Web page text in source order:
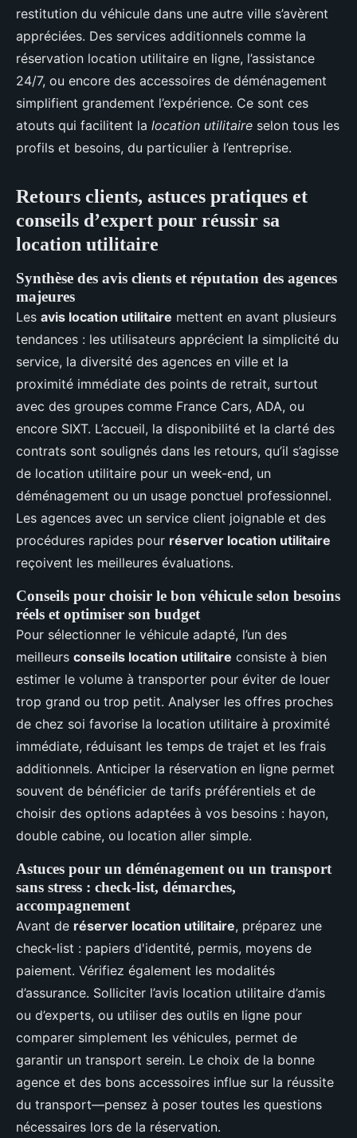
restitution du véhicule dans une autre ville s’avèrent
appréciées. Des services additionnels comme la
réservation location utilitaire en ligne, l’assistance
24/7, ou encore des accessoires de déménagement
simplifient grandement l’expérience. Ce sont ces
atouts qui facilitent la location utilitaire selon tous les
profils et besoins, du particulier à l’entreprise.
Retours clients, astuces pratiques et
conseils d’expert pour réussir sa
location utilitaire
Synthèse des avis clients et réputation des agences
majeures
Les avis location utilitaire mettent en avant plusieurs
tendances : les utilisateurs apprécient la simplicité du
service, la diversité des agences en ville et la
proximité immédiate des points de retrait, surtout
avec des groupes comme France Cars, ADA, ou
encore SIXT. L’accueil, la disponibilité et la clarté des
contrats sont soulignés dans les retours, qu’il s’agisse
de location utilitaire pour un week-end, un
déménagement ou un usage ponctuel professionnel.
Les agences avec un service client joignable et des
procédures rapides pour réserver location utilitaire
reçoivent les meilleures évaluations.
Conseils pour choisir le bon véhicule selon besoins
réels et optimiser son budget
Pour sélectionner le véhicule adapté, l’un des
meilleurs conseils location utilitaire consiste à bien
estimer le volume à transporter pour éviter de louer
trop grand ou trop petit. Analyser les offres proches
de chez soi favorise la location utilitaire à proximité
immédiate, réduisant les temps de trajet et les frais
additionnels. Anticiper la réservation en ligne permet
souvent de bénéficier de tarifs préférentiels et de
choisir des options adaptées à vos besoins : hayon,
double cabine, ou location aller simple.
Astuces pour un déménagement ou un transport
sans stress : check-list, démarches,
accompagnement
Avant de réserver location utilitaire, préparez une
check-list : papiers d'identité, permis, moyens de
paiement. Vérifiez également les modalités
d’assurance. Solliciter l’avis location utilitaire d’amis
ou d’experts, ou utiliser des outils en ligne pour
comparer simplement les véhicules, permet de
garantir un transport serein. Le choix de la bonne
agence et des bons accessoires influe sur la réussite
du transport—pensez à poser toutes les questions
nécessaires lors de la réservation.